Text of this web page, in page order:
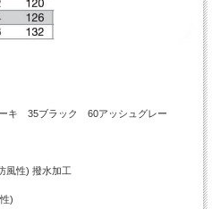
キ 35ブラック 60アッシュグレー
風性) 撥水加工
)